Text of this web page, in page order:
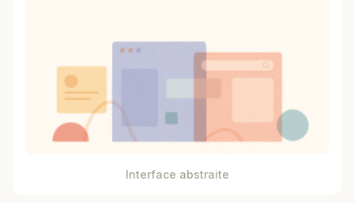
Interface abstraite